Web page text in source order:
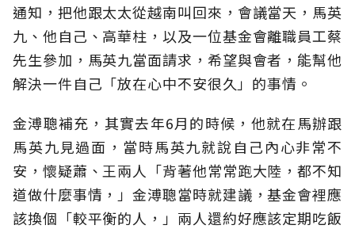
通知，把他跟太太從越南叫回來，會議當天，馬英
九、他自己、高華柱，以及一位基金會離職員工蔡
先生參加，馬英九當面請求，希望與會者，能幫他
解決一件自己「放在心中不安很久」的事情。
金溥聰補充，其實去年6月的時候，他就在馬辦跟
馬英九見過面，當時馬英九就說自己內心非常不
安，懷疑蕭、王兩人「背著他常常跑大陸，都不知
道做什麼事情，」金溥聰當時就建議，基金會裡應
該換個「較平衡的人，」兩人還約好應該定期吃飯